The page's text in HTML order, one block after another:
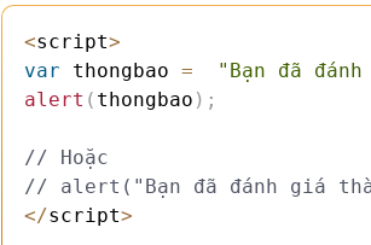
<script>
var thongbao = "Bạn đã
alert ( thongbao ) ;
// Hoặc
// alert("Bạn đã đánh giá
</script>